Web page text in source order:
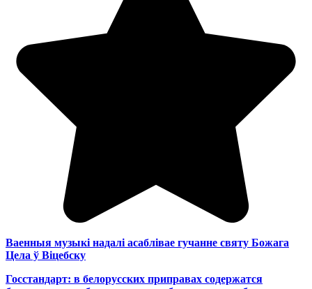
Ваенныя музыкі надалі асаблівае гучанне святу Божага
Цела ў Віцебску
Госстандарт: в белорусских приправах содержатся